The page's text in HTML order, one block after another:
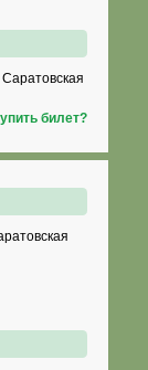
билет?